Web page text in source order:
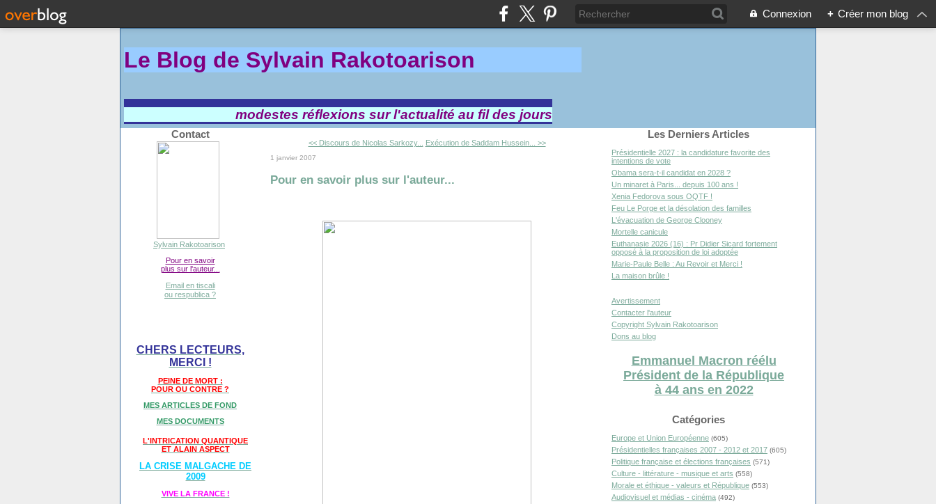
Connexion + Créer mon blog
Le Blog de Sylvain Rakotoarison
modestes réflexions sur l'actualité au fil des jours
Contact
Sylvain Rakotoarison
Pour en savoir
plus sur l'auteur...
Email en tiscali
ou respublica ?
CHERS LECTEURS,
MERCI !
PEINE DE MORT :
POUR OU CONTRE ?
MES ARTICLES DE FOND
MES DOCUMENTS
L'INTRICATION QUANTIQUE
ET ALAIN ASPECT
LA CRISE MALGACHE DE
2009
VIVE LA FRANCE !
<< Discours de Nicolas Sarkozy... Exécution de Saddam Hussein... >>
1 janvier 2007
Pour en savoir plus sur l'auteur...
Les Derniers Articles
Présidentielle 2027 : la candidature favorite des
intentions de vote
Obama sera-t-il candidat en 2028 ?
Un minaret à Paris... depuis 100 ans !
Xenia Fedorova sous OQTF !
Feu Le Porge et la désolation des familles
L'évacuation de George Clooney
Mortelle canicule
Euthanasie 2026 (16) : Pr Didier Sicard fortement
opposé à la proposition de loi adoptée
Marie-Paule Belle : Au Revoir et Merci !
La maison brûle !
Avertissement
Contacter l'auteur
Copyright Sylvain Rakotoarison
Dons au blog
Emmanuel Macron réélu
Président de la République
à 44 ans en 2022
Catégories
Europe et Union Européenne (605)
Présidentielles françaises 2007 - 2012 et 2017 (605)
Politique française et élections françaises (571)
Culture - littérature - musique et arts (558)
Morale et éthique - valeurs et République (553)
Audiovisuel et médias - cinéma (492)